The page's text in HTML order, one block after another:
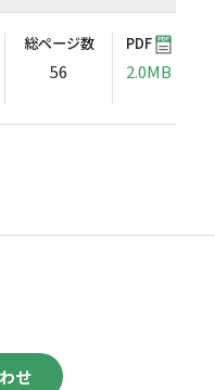
総ページ数
56
PDF
2.0MB
せ